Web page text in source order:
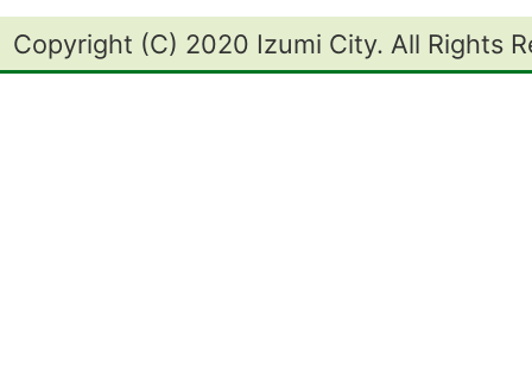
Copyright (C) 2020 Izumi City. All Rights